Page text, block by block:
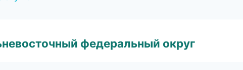
федеральный округ